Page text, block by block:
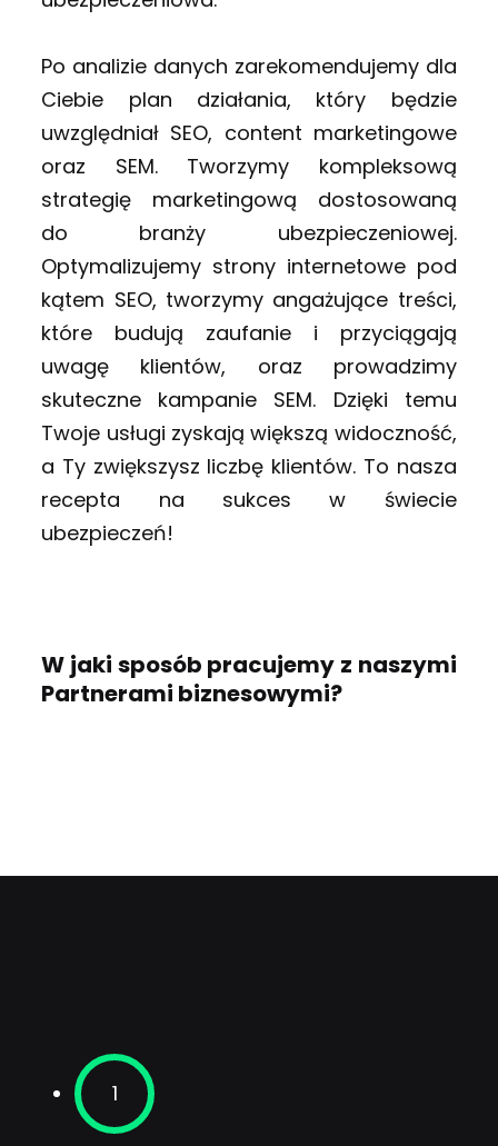
Po analizie danych zarekomendujemy dla
Ciebie plan działania, który będzie
uwzględniał SEO, content marketingowe
oraz SEM. Tworzymy kompleksową
strategię marketingową dostosowaną
do branży ubezpieczeniowej.
Optymalizujemy strony internetowe pod
kątem SEO, tworzymy angażujące treści,
które budują zaufanie i przyciągają
uwagę klientów, oraz prowadzimy
skuteczne kampanie SEM. Dzięki temu
Twoje usługi zyskają większą widoczność,
a Ty zwiększysz liczbę klientów. To nasza
recepta na sukces w świecie
ubezpieczeń!
W jaki sposób pracujemy z naszymi
Partnerami biznesowymi?
1